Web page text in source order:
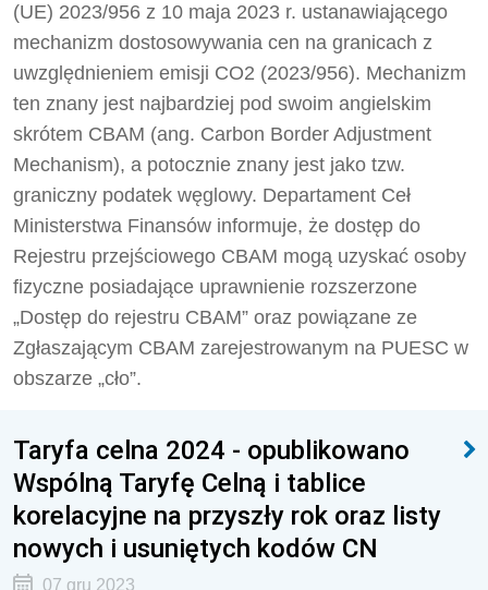
(UE) 2023/956 z 10 maja 2023 r. ustanawiającego
mechanizm dostosowywania cen na granicach z
uwzględnieniem emisji CO2 (2023/956). Mechanizm
ten znany jest najbardziej pod swoim angielskim
skrótem CBAM (ang. Carbon Border Adjustment
Mechanism), a potocznie znany jest jako tzw.
graniczny podatek węglowy. Departament Ceł
Ministerstwa Finansów informuje, że dostęp do
Rejestru przejściowego CBAM mogą uzyskać osoby
fizyczne posiadające uprawnienie rozszerzone
„Dostęp do rejestru CBAM” oraz powiązane ze
Zgłaszającym CBAM zarejestrowanym na PUESC w
obszarze „cło”.
Taryfa celna 2024 - opublikowano
Wspólną Taryfę Celną i tablice
korelacyjne na przyszły rok oraz listy
nowych i usuniętych kodów CN
07 gru 2023